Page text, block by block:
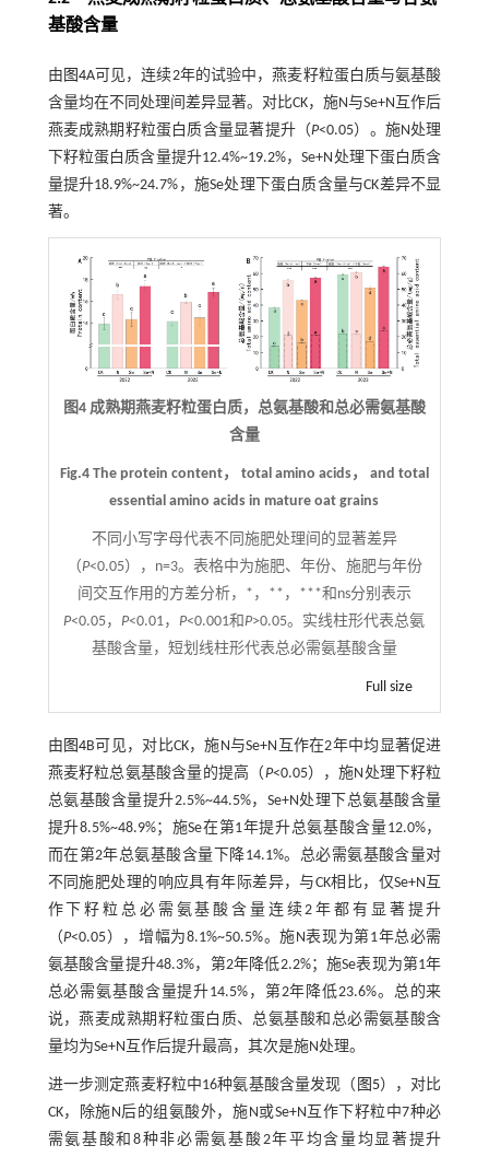
基酸含量
由 图4A可见，连续2年的试验中，燕麦籽粒蛋白质与氨基酸
含量均在不同处理间差异显著。对比CK，施N与Se+N互作后
燕麦成熟期籽粒蛋白质含量显著提升（P<0.05）。施N处理
下籽粒蛋白质含量提升12.4%~19.2%，Se+N处理下蛋白质含
量提升18.9%~24.7%，施Se处理下蛋白质含量与CK差异不显
著。
图4 成熟期燕麦籽粒蛋白质，总氨基酸和总必需氨基酸
含量
Fig.4 The protein content， total amino acids， and total
essential amino acids in mature oat grains
不同小写字母代表不同施肥处理间的显著差异
（P<0.05），n=3。表格中为施肥、年份、施肥与年份
间交互作用的方差分析，*，**，***和ns分别表示
P<0.05，P<0.01，P<0.001和P>0.05。实线柱形代表总氨
基酸含量，短划线柱形代表总必需氨基酸含量
Full size
由 图4B可见，对比CK，施N与Se+N互作在2年中均显著促进
燕麦籽粒总氨基酸含量的提高（ P<0.05），施N处理下籽粒
总氨基酸含量提升2.5%~44.5%，Se+N处理下总氨基酸含量
提升8.5%~48.9%；施Se在第1年提升总氨基酸含量12.0%，
而在第2年总氨基酸含量下降14.1%。总必需氨基酸含量对
不同施肥处理的响应具有年际差异，与CK相比，仅Se+N互
作下籽粒总必需氨基酸含量连续2年都有显著提升
（P<0.05），增幅为8.1%~50.5%。施N表现为第1年总必需
氨基酸含量提升48.3%，第2年降低2.2%；施Se表现为第1年
总必需氨基酸含量提升14.5%，第2年降低23.6%。总的来
说，燕麦成熟期籽粒蛋白质、总氨基酸和总必需氨基酸含
量均为Se+N互作后提升最高，其次是施N处理。
进一步测定燕麦籽粒中16种氨基酸含量发现（ 图5），对比
CK，除施N后的组氨酸外，施N或Se+N互作下籽粒中7种必
需氨基酸和8种非必需氨基酸2年平均含量均显著提升